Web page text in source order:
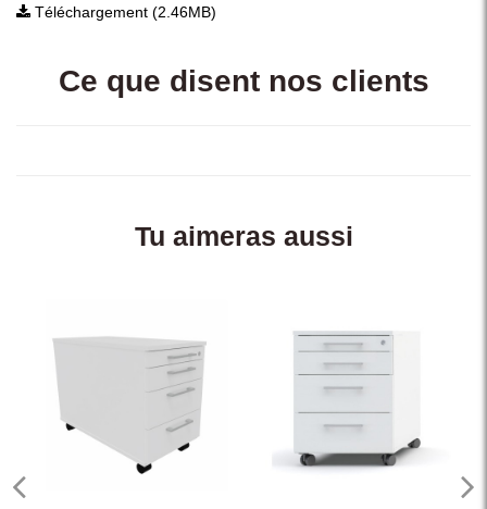
Téléchargement (2.46MB)
Ce que disent nos clients
Tu aimeras aussi